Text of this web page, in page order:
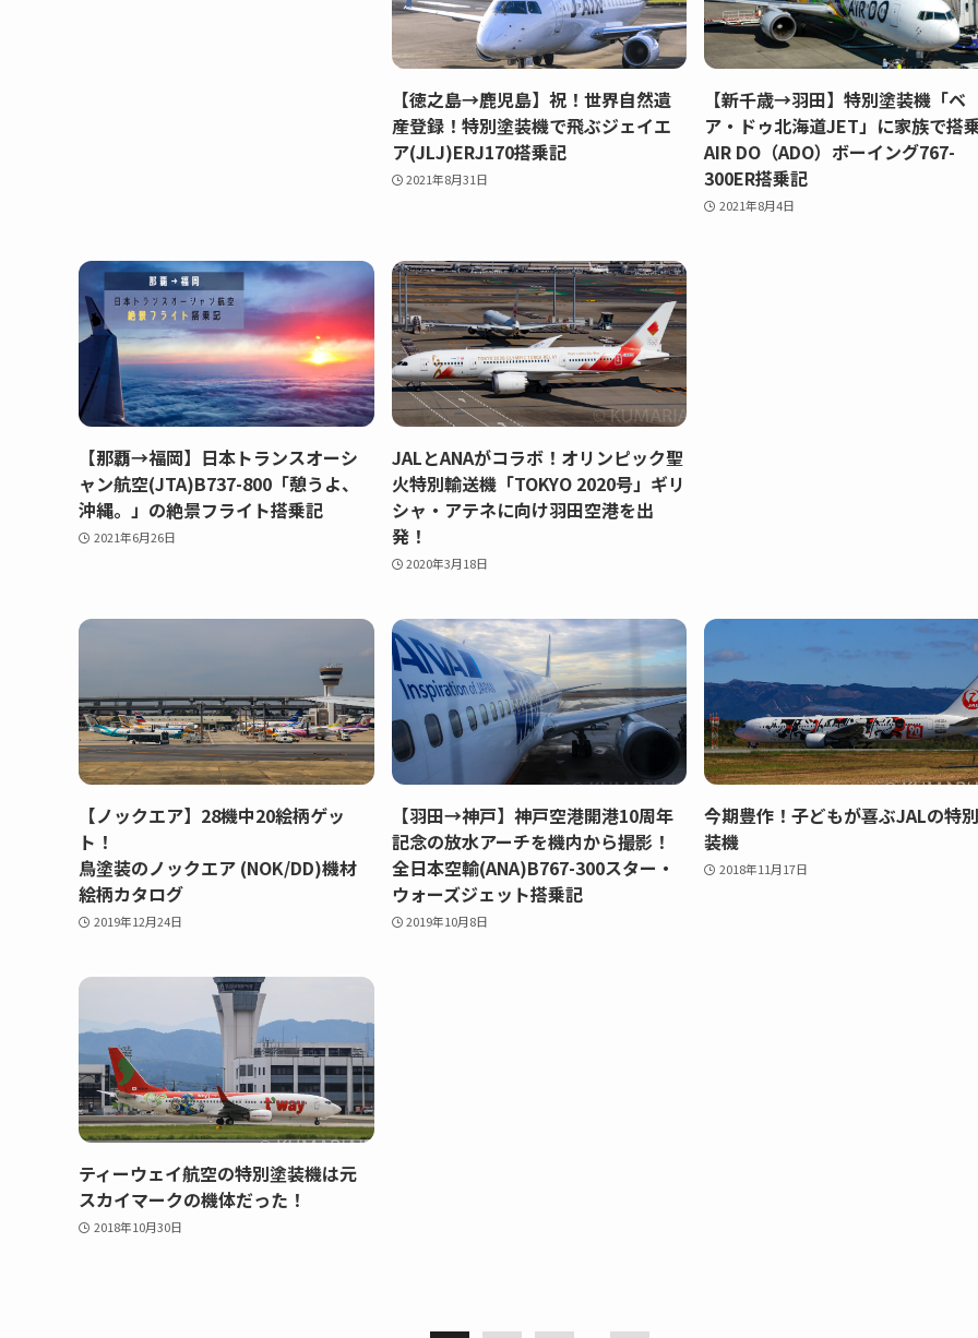
【徳之島→鹿児島】祝！世界自然遺
産登録！特別塗装機で飛ぶジェイエ
ア(JLJ)ERJ170搭乗記
2021年8月31日
【新千歳→羽田】特別塗装機「ベ
ア・ドゥ北海道JET」に家族で搭
AIR DO（ADO）ボーイング767-
300ER搭乗記
2021年8月4日
【那覇→福岡】日本トランスオーシ
ャン航空(JTA)B737-800「憩うよ、
沖縄。」の絶景フライト搭乗記
2021年6月26日
JALとANAがコラボ！オリンピック聖
火特別輸送機「TOKYO 2020号」ギリ
シャ・アテネに向け羽田空港を出
発！
2020年3月18日
【ノックエア】28機中20絵柄ゲッ
ト！
鳥塗装のノックエア (NOK/DD)機材
絵柄カタログ
2019年12月24日
【羽田→神戸】神戸空港開港10周年
記念の放水アーチを機内から撮影！
全日本空輸(ANA)B767-300スター・
ウォーズジェット搭乗記
2019年10月8日
今期豊作！子どもが喜ぶJALの特
装機
2018年11月17日
ティーウェイ航空の特別塗装機は元
スカイマークの機体だった！
2018年10月30日